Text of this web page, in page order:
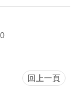
回上一頁